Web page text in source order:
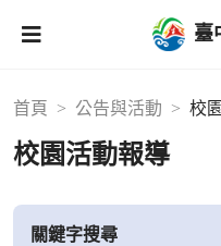
臺
首頁 公告與活動 校
校園活動報導
關鍵字搜尋